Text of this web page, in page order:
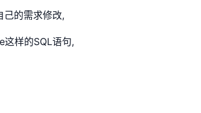
己的需求修改,
样的SQL语句,